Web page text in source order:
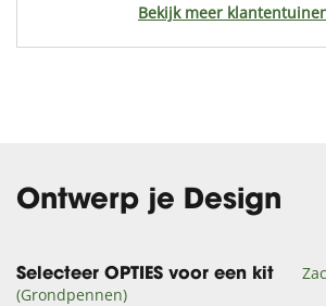
Bekijk meer
Ontwerp je Design
Selecteer OPTIES voor een kit
(Grondpennen)